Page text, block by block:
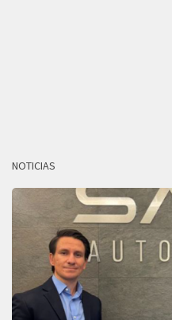
NOTICIAS